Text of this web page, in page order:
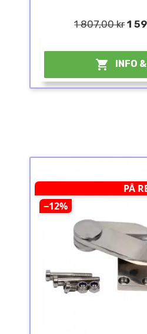
1 807,00 kr 1
 INFO
PÅ
−12%